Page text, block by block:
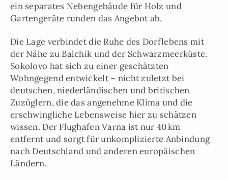
ein separates Nebengebäude für Holz und
Gartengeräte runden das Angebot ab.
Die Lage verbindet die Ruhe des Dorflebens mit
der Nähe zu Balchik und der Schwarzmeerküste.
Sokolovo hat sich zu einer geschätzten
Wohngegend entwickelt – nicht zuletzt bei
deutschen, niederländischen und britischen
Zuzüglern, die das angenehme Klima und die
erschwingliche Lebensweise hier zu schätzen
wissen. Der Flughafen Varna ist nur 40 km
entfernt und sorgt für unkomplizierte Anbindung
nach Deutschland und anderen europäischen
Ländern.